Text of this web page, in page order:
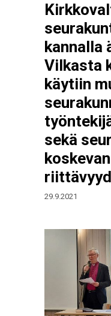
kannalla
Vilkasta
käytiin
sekä
29.9.2021